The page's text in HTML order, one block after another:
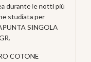
durante le notti più
studiata per
SINGOLA
COTONE